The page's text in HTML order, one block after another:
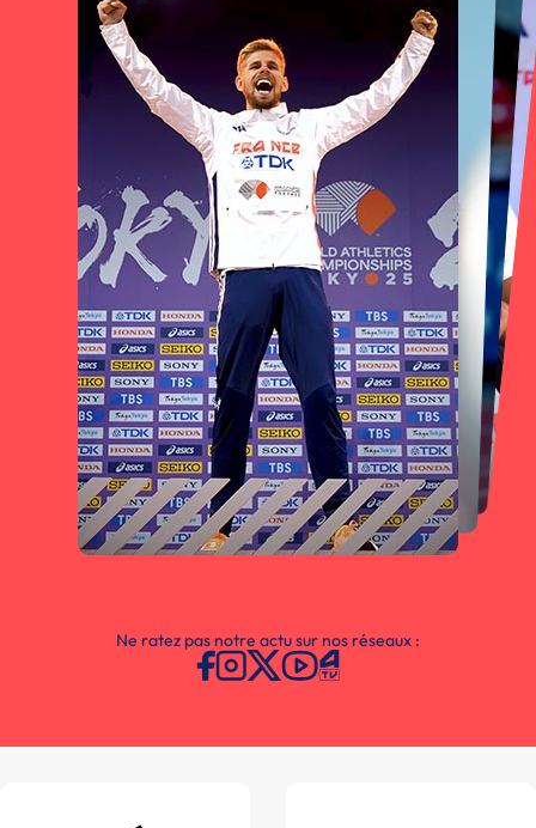
Ne ratez pas notre actu sur nos réseaux :